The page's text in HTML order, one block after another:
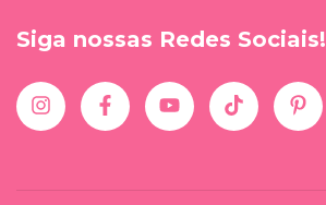
Siga nossas Redes Sociais!